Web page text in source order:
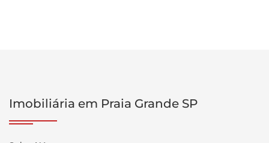
Imobiliária em Praia Grande SP